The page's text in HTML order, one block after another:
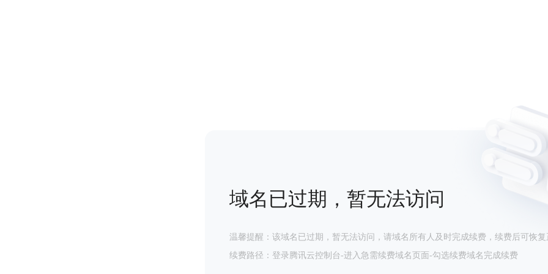
域名已过期，暂无法访问
温馨提醒：该域名已过期，暂无法访问，请域名所有人及时完成续费，续费后可恢复
续费路径：登录腾讯云控制台-进入急需续费域名页面-勾选续费域名完成续费